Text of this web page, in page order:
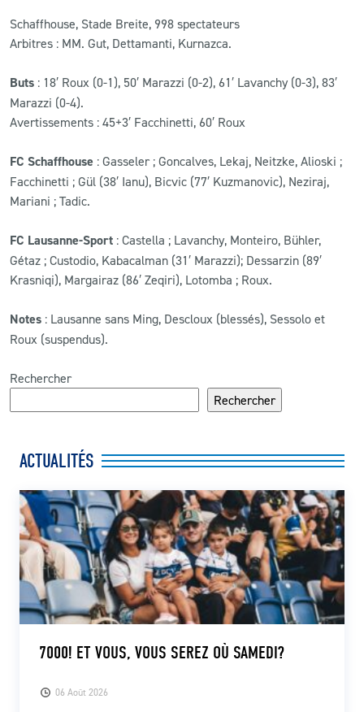
Schaffhouse, Stade Breite, 998 spectateurs
Arbitres : MM. Gut, Dettamanti, Kurnazca.
Buts : 18′ Roux (0-1), 50′ Marazzi (0-2), 61′ Lavanchy (0-3), 83′
Marazzi (0-4).
Avertissements : 45+3′ Facchinetti, 60′ Roux
FC Schaffhouse : Gasseler ; Goncalves, Lekaj, Neitzke, Alioski ;
Facchinetti ; Gül (38′ Ianu), Bicvic (77′ Kuzmanovic), Neziraj,
Mariani ; Tadic.
FC Lausanne-Sport : Castella ; Lavanchy, Monteiro, Bühler,
Gétaz ; Custodio, Kabacalman (31′ Marazzi); Dessarzin (89′
Krasniqi), Margairaz (86′ Zeqiri), Lotomba ; Roux.
Notes : Lausanne sans Ming, Descloux (blessés), Sessolo et
Roux (suspendus).
Rechercher
Rechercher
ACTUALITÉS
06 Août 2026
7000! ET VOUS, VOUS SEREZ OÙ SAMEDI?